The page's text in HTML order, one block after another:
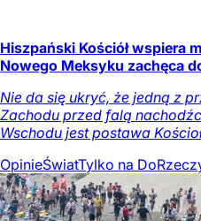
Hiszpański Kościół wspiera
Nowego Meksyku zachęca
Nie da się ukryć, że jedną z
Zachodu przed falą
Wschodu jest postawa
OpinieŚwiatTylko na